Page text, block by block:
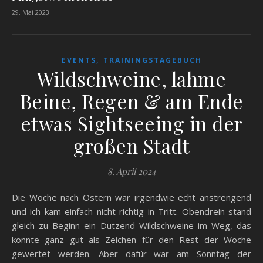
29. Mai 2023
EVENTS, TRAININGSTAGEBUCH
Wildschweine, lahme
Beine, Regen & am Ende
etwas Sightseeing in der
großen Stadt
8. April 2024
Die Woche nach Ostern war irgendwie echt anstrengend
und ich kam einfach nicht richtig in Tritt. Obendrein stand
gleich zu Beginn ein Dutzend Wildschweine im Weg, das
konnte ganz gut als Zeichen für den Rest der Woche
gewertet werden. Aber dafür war am Sonntag der